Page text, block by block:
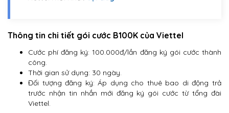
Thông tin chi tiết gói cước B100K của Viettel
Cước phí đăng ký: 100.000đ/lần đăng ký gói cước thành
công.
Thời gian sử dụng: 30 ngày.
Đối tượng đăng ký: Áp dụng cho thuê bao di động trả
trước nhận tin nhắn mới đăng ký gói cước từ tổng đài
Viettel.